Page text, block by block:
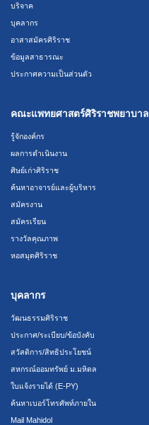
บริจาค
บุคลากร
อาสาสมัครศิริราช
ข้อมูลสาธารณะ
ประกาศความเป็นส่วนตัว
คณะแพทยศาสตร์ศิริราชพยาบาล
รู้จักองค์กร
ผลการดำเนินงาน
ศิษย์เก่าศิริราช
ค้นหาอาจารย์และผู้บริหาร
สมัครงาน
สมัครเรียน
รางวัลคุณภาพ
หอสมุดศิริราช
บุคลากร
วัฒนธรรมศิริราช
ประกาศ/ระเบียบ/ข้อบังคับ
สวัสดิการ/สิทธิประโยชน์
สหกรณ์ออมทรัพย์ ม.มหิดล
ใบแจ้งรายได้ (E-PY)
ค้นหาเบอร์โทรศัพท์ภายใน
Mail Mahidol